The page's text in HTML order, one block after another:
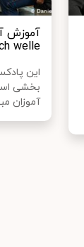
welle)
این
بخشی
آموزان